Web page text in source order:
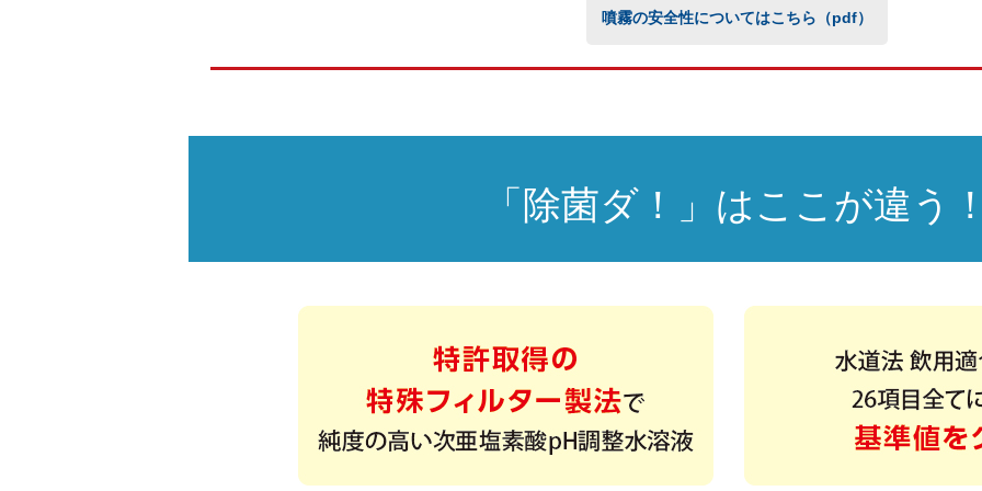
噴霧の安全性についてはこちら（pdf）
「除菌ダ！」はここが違う